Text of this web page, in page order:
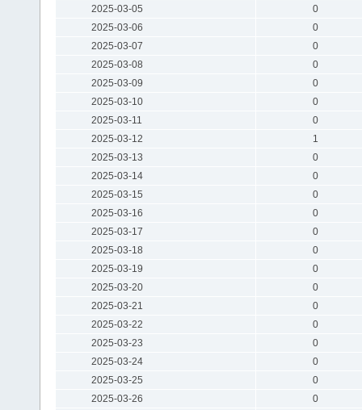
2025-03-05
0
2025-03-06
0
2025-03-07
0
2025-03-08
0
2025-03-09
0
2025-03-10
0
2025-03-11
0
2025-03-12
1
2025-03-13
0
2025-03-14
0
2025-03-15
0
2025-03-16
0
2025-03-17
0
2025-03-18
0
2025-03-19
0
2025-03-20
0
2025-03-21
0
2025-03-22
0
2025-03-23
0
2025-03-24
0
2025-03-25
0
2025-03-26
0